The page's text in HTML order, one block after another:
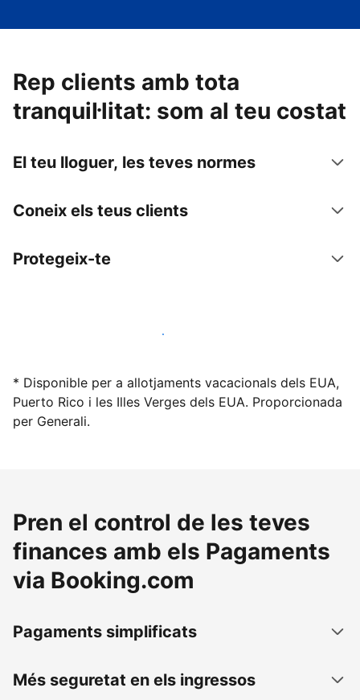
Rep clients amb tota
tranquil·litat: som al teu costat
El teu lloguer, les teves normes
Coneix els teus clients
Protegeix-te
Lloga l'allotjament amb nosaltres avui mateix
* Disponible per a allotjaments vacacionals dels EUA,
Puerto Rico i les Illes Verges dels EUA. Proporcionada
per Generali.
Pren el control de les teves
finances amb els Pagaments
via Booking.com
Pagaments simplificats
Més seguretat en els ingressos